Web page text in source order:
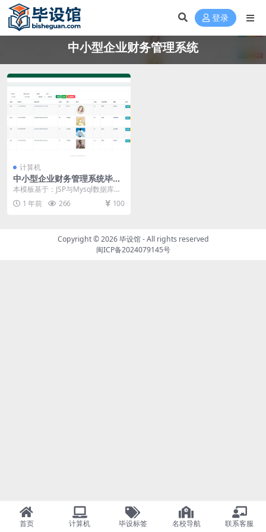
登录
中小型企业财务管理系统
计算机
中小型企业财务管理系统毕设
模板 毕业设计模板及毕业论文
与PPT开题报告
本模板基于：JSP与Mysql数据库开
发 系统功能实现 在此部分内容中，
主要通过...
1 年前 266 100
Copyright © 2026毕设馆- All rights reserved
闽ICP备2024079145号
首页 计算机 毕设标签 名校导航 联系客服